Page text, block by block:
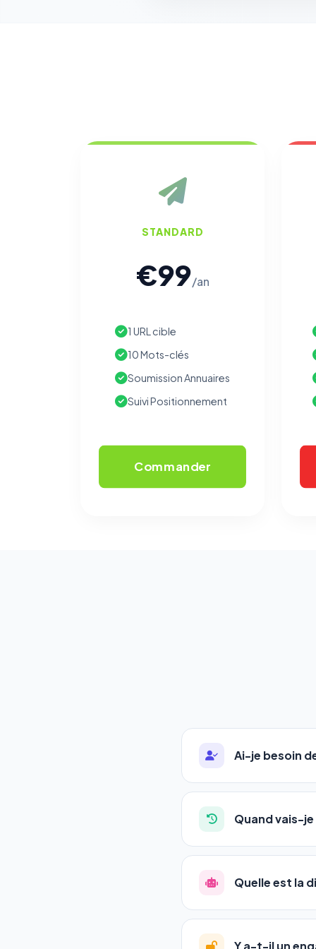
STANDARD
€99/an
1 URL cible
10 Mots-clés
Soumission Annuaires
Suivi Positionnement
Commander
Ai-je besoin
Absolument pas.
auto-entrepreneurs,
l'adresse de votre
Quand vais-
La plupart de nos
progression
votre tableau de bord.
Quelle est la
LeSEO(Search
GEO(Generative